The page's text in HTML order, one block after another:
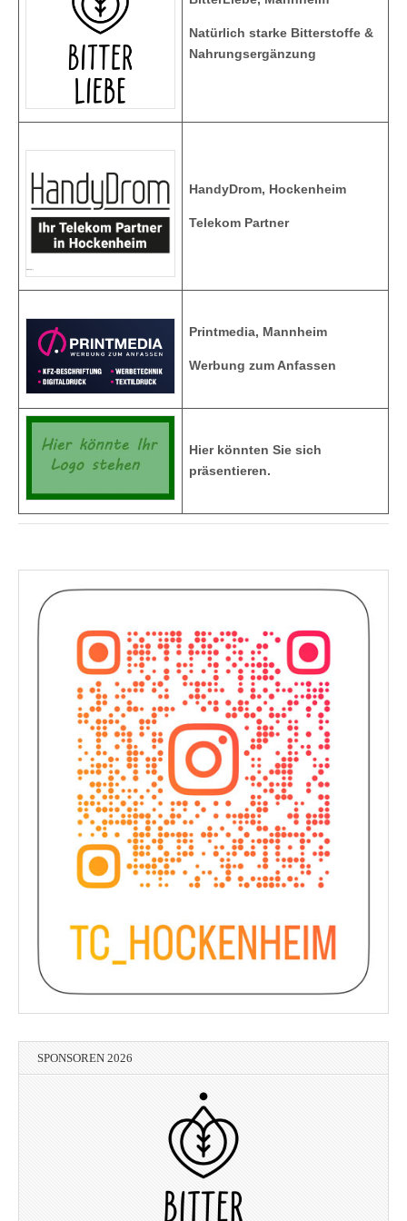
Natürlich starke Bitterstoffe &
Nahrungsergänzung
HandyDrom, Hockenheim
Telekom Partner
Printmedia, Mannheim
Werbung zum Anfassen
Hier könnten Sie sich
präsentieren.
SPONSOREN 2026